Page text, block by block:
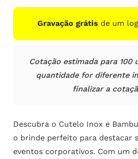
Gravação grátis de um
Cotação estimada para 100
quantidade for diferente
finalizar a
Descubra o Cutelo Inox e
o brinde perfeito para destacar
eventos corporativos. Com um